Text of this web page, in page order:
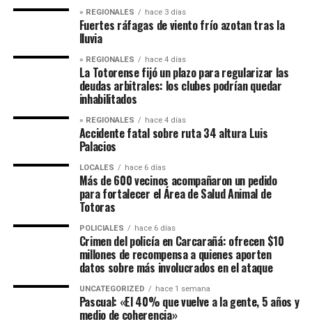
» REGIONALES hace 3 días
Fuertes ráfagas de viento frío azotan tras la
lluvia
» REGIONALES hace 4 días
La Totorense fijó un plazo para regularizar las
deudas arbitrales: los clubes podrían quedar
inhabilitados
» REGIONALES hace 4 días
Accidente fatal sobre ruta 34 altura Luis
Palacios
LOCALES hace 6 días
Más de 600 vecinos acompañaron un pedido
para fortalecer el Área de Salud Animal de
Totoras
POLICIALES hace 6 días
Crimen del policía en Carcarañá: ofrecen $10
millones de recompensa a quienes aporten
datos sobre más involucrados en el ataque
UNCATEGORIZED hace 1 semana
Pascual: «El 40% que vuelve a la gente, 5 años y
medio de coherencia»